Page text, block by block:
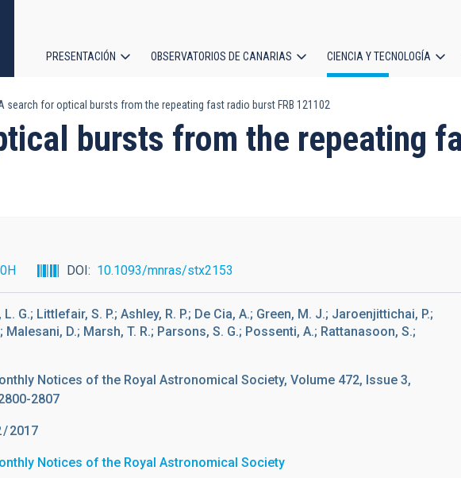
principal
PRESENTACIÓN OBSERVATORIOS DE CANARIAS CIENCIA Y TECNOLOGÍA
search for optical bursts from the repeating fast radio burst FRB 121102
bursts from the repeating
DOI 10.1093/mnras/stx2153
G.; Littlefair, S. P.; Ashley, R. P.; De Cia, A.; Green, M. J.; Jaroenjittichai, P.;
Malesani, D.; Marsh, T. R.; Parsons, S. G.; Possenti, A.; Rattanasoon, S.;
Notices of the Royal Astronomical Society, Volume 472, Issue 3,
2807
2017
Notices of the Royal Astronomical Society